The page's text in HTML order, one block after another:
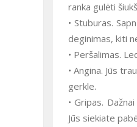
ranka gulėti
• Stuburas.
deginimas, kiti
• Peršalimas.
• Angina. Jūs
gerkle.
• Gripas.
Jūs siekiate